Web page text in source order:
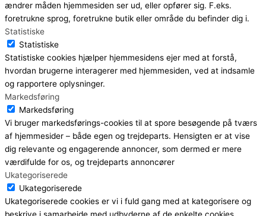
ændrer måden hjemmesiden ser ud, eller opfører sig. F.eks.
foretrukne sprog, foretrukne butik eller område du befinder dig i.
Statistiske
Statistiske
Statistiske cookies hjælper hjemmesidens ejer med at forstå,
hvordan brugerne interagerer med hjemmesiden, ved at indsamle
og rapportere oplysninger.
Markedsføring
Markedsføring
Vi bruger markedsførings-cookies til at spore besøgende på tværs
af hjemmesider – både egen og trejdeparts. Hensigten er at vise
dig relevante og engagerende annoncer, som dermed er mere
værdifulde for os, og trejdeparts annoncører
Ukategoriserede
Ukategoriserede
Ukategoriserede cookies er vi i fuld gang med at kategorisere og